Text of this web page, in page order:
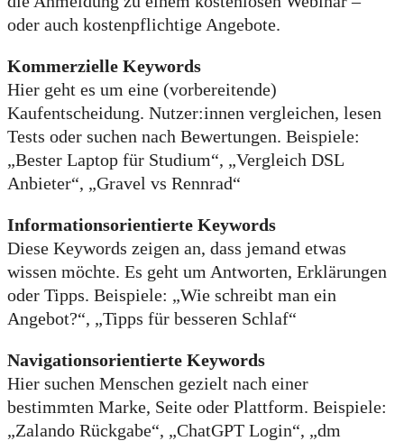
oder auch kostenpflichtige Angebote.
Kommerzielle Keywords
Hier geht es um eine (vorbereitende)
Kaufentscheidung. Nutzer:innen vergleichen, lesen
Tests oder suchen nach Bewertungen. Beispiele:
„Bester Laptop für Studium“, „Vergleich DSL
Anbieter“, „Gravel vs Rennrad“
Informationsorientierte Keywords
Diese Keywords zeigen an, dass jemand etwas
wissen möchte. Es geht um Antworten, Erklärungen
oder Tipps. Beispiele: „Wie schreibt man ein
Angebot?“, „Tipps für besseren Schlaf“
Navigationsorientierte Keywords
Hier suchen Menschen gezielt nach einer
bestimmten Marke, Seite oder Plattform. Beispiele:
„Zalando Rückgabe“, „ChatGPT Login“, „dm